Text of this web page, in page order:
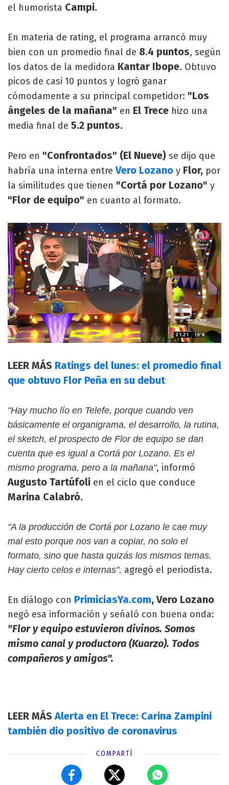
el humorista Campi.
En materia de rating, el programa arrancó muy
bien con un promedio final de 8.4 puntos, según
los datos de la medidora Kantar Ibope. Obtuvo
picos de casi 10 puntos y logró ganar
cómodamente a su principal competidor: "Los
ángeles de la mañana" en El Trece hizo una
media final de 5.2 puntos.
Pero en "Confrontados" (El Nueve) se dijo que
habría una interna entre Vero Lozano y Flor, por
la similitudes que tienen "Cortá por Lozano" y
"Flor de equipo" en cuanto al formato.
LEER MÁS Ratings del lunes: el promedio final
que obtuvo Flor Peña en su debut
"Hay mucho lío en Telefe, porque cuando ven
básicamente el organigrama, el desarrollo, la rutina,
el sketch, el prospecto de Flor de equipo se dan
cuenta que es igual a Cortá por Lozano. Es el
mismo programa, pero a la mañana", informó
Augusto Tartúfoli en el ciclo que conduce
Marina Calabró.
"A la producción de Cortá por Lozano le cae muy
mal esto porque nos van a copiar, no solo el
formato, sino que hasta quizás los mismos temas.
Hay cierto celos e internas", agregó el periodista.
En diálogo con PrimiciasYa.com, Vero Lozano
negó esa información y señaló con buena onda:
"Flor y equipo estuvieron divinos. Somos
mismo canal y productora (Kuarzo). Todos
compañeros y amigos".
LEER MÁS Alerta en El Trece: Carina Zampini
también dio positivo de coronavirus
COMPARTÍ